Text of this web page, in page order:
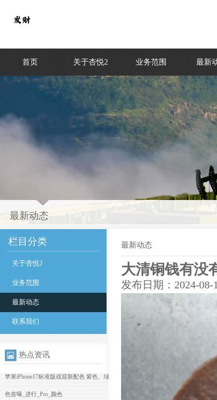
首页 关于杏悦2 业务范围 最新
最新动态
栏目分类
关于杏悦2
业务范围
最新动态
联系我们
热点资讯
苹果iPhone17标准版或迎新配色 紫色、绿
色首曝_进行_Pro_颜色
最新动态
大清铜钱有没
发布日期：2024-